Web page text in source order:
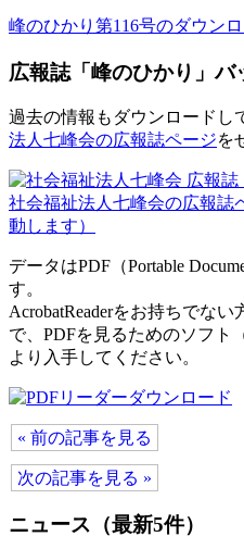
峰のひかり第116号のダウン
広報誌「峰のひかり」
過去の情報もダウンロードし
法人七峰会の広報誌ページを
社会福祉法人七峰会の広報誌
動します）
データはPDF（Portable
す。
AcrobatReaderをお持ちでな
で、PDFを見るためのソフト
より入手してください。
« 前の記事を見る
次の記事を見る »
ニュース（最新5件）